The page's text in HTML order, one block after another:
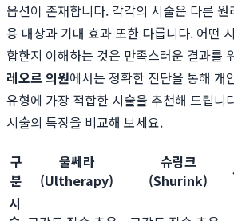
옵션이 존재합니다. 각각의 시술은 다른
용 대상과 기대 효과 또한 다릅니다. 어떤
합한지 이해하는 것은 만족스러운 결과를
레오르 의원에서는 정확한 진단을 통해 개
유형에 가장 적합한 시술을 추천해 드립니
시술의 특징을 비교해 보세요.
구
분
울쎄라
(Ultherapy)
슈링크
(Shurink)
시